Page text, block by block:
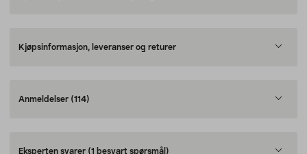
Kjøpsinformasjon, leveranser og returer
Anmeldelser (114)
Eksperten svarer (1 besvart spørsmål)